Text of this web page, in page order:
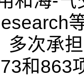
多次承
和863